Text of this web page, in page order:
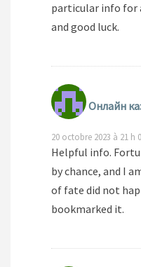
particular info for
and good luck.
Онлайн
20 octobre 2023 à 21 h
Helpful info.
by chance, and I
of fate did not
bookmarked it.